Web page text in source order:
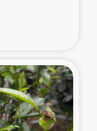
プの生計支援
栄養改善事業